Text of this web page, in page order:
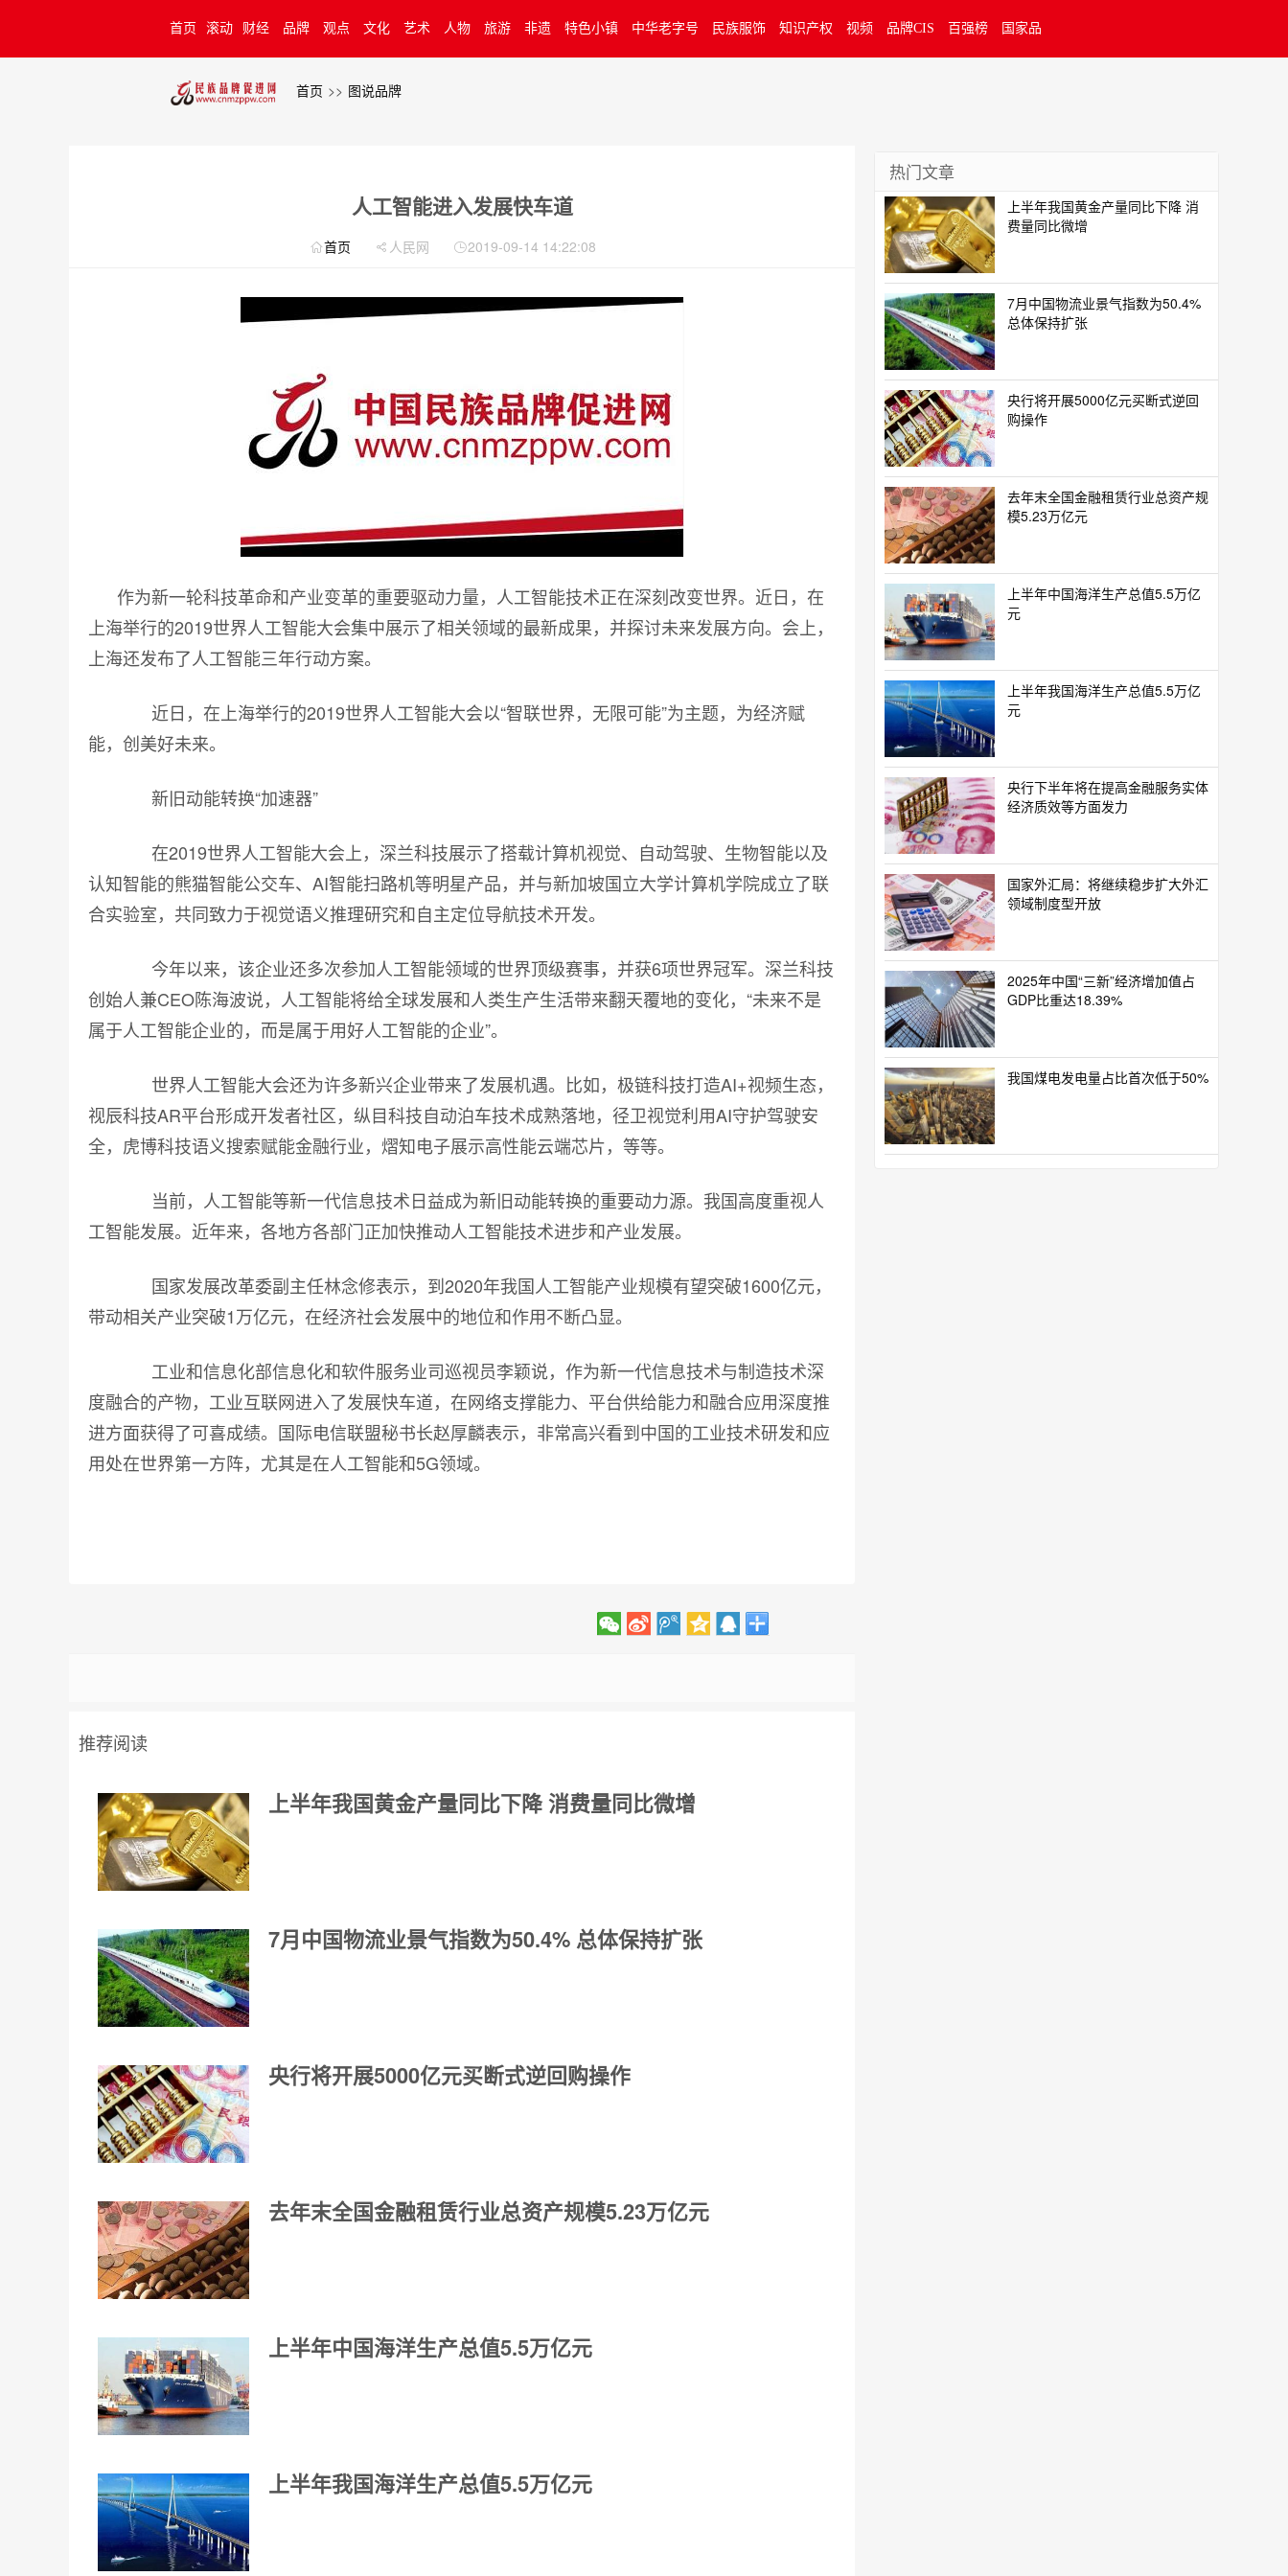
首页 滚动 财经 品牌 观点 文化 艺术 人物 旅游 非遗 特色小镇 中华老字号 民族服饰 知识产权 视频 品牌CIS 百强榜 国家品
牌计划 首页 >> 图说品牌
人工智能进入发展快车道
首页 人民网 2019-09-14 14:22:08
作为新一轮科技革命和产业变革的重要驱动力量，人工智能技术正在深刻改变世界。近日，在
上海举行的2019世界人工智能大会集中展示了相关领域的最新成果，并探讨未来发展方向。会上，
上海还发布了人工智能三年行动方案。
近日，在上海举行的2019世界人工智能大会以“智联世界，无限可能”为主题，为经济赋
能，创美好未来。
新旧动能转换“加速器”
在2019世界人工智能大会上，深兰科技展示了搭载计算机视觉、自动驾驶、生物智能以及
认知智能的熊猫智能公交车、AI智能扫路机等明星产品，并与新加坡国立大学计算机学院成立了联
合实验室，共同致力于视觉语义推理研究和自主定位导航技术开发。
今年以来，该企业还多次参加人工智能领域的世界顶级赛事，并获6项世界冠军。深兰科技
创始人兼CEO陈海波说，人工智能将给全球发展和人类生产生活带来翻天覆地的变化，“未来不是
属于人工智能企业的，而是属于用好人工智能的企业”。
世界人工智能大会还为许多新兴企业带来了发展机遇。比如，极链科技打造AI+视频生态，
视辰科技AR平台形成开发者社区，纵目科技自动泊车技术成熟落地，径卫视觉利用AI守护驾驶安
全，虎博科技语义搜索赋能金融行业，熠知电子展示高性能云端芯片，等等。
当前，人工智能等新一代信息技术日益成为新旧动能转换的重要动力源。我国高度重视人
工智能发展。近年来，各地方各部门正加快推动人工智能技术进步和产业发展。
国家发展改革委副主任林念修表示，到2020年我国人工智能产业规模有望突破1600亿元，
带动相关产业突破1万亿元，在经济社会发展中的地位和作用不断凸显。
工业和信息化部信息化和软件服务业司巡视员李颖说，作为新一代信息技术与制造技术深
度融合的产物，工业互联网进入了发展快车道，在网络支撑能力、平台供给能力和融合应用深度推
进方面获得了可喜成绩。国际电信联盟秘书长赵厚麟表示，非常高兴看到中国的工业技术研发和应
用处在世界第一方阵，尤其是在人工智能和5G领域。
推荐阅读
上半年我国黄金产量同比下降 消费量同比微增
7月中国物流业景气指数为50.4% 总体保持扩张
央行将开展5000亿元买断式逆回购操作
去年末全国金融租赁行业总资产规模5.23万亿元
上半年中国海洋生产总值5.5万亿元
上半年我国海洋生产总值5.5万亿元
热门文章
上半年我国黄金产量同比下降 消
费量同比微增
7月中国物流业景气指数为50.4%
总体保持扩张
央行将开展5000亿元买断式逆回
购操作
去年末全国金融租赁行业总资产规
模5.23万亿元
上半年中国海洋生产总值5.5万亿
元
上半年我国海洋生产总值5.5万亿
元
央行下半年将在提高金融服务实体
经济质效等方面发力
国家外汇局：将继续稳步扩大外汇
领域制度型开放
2025年中国“三新”经济增加值占
GDP比重达18.39%
我国煤电发电量占比首次低于50%